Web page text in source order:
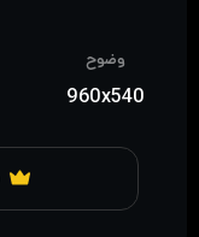
وضوح
960x540